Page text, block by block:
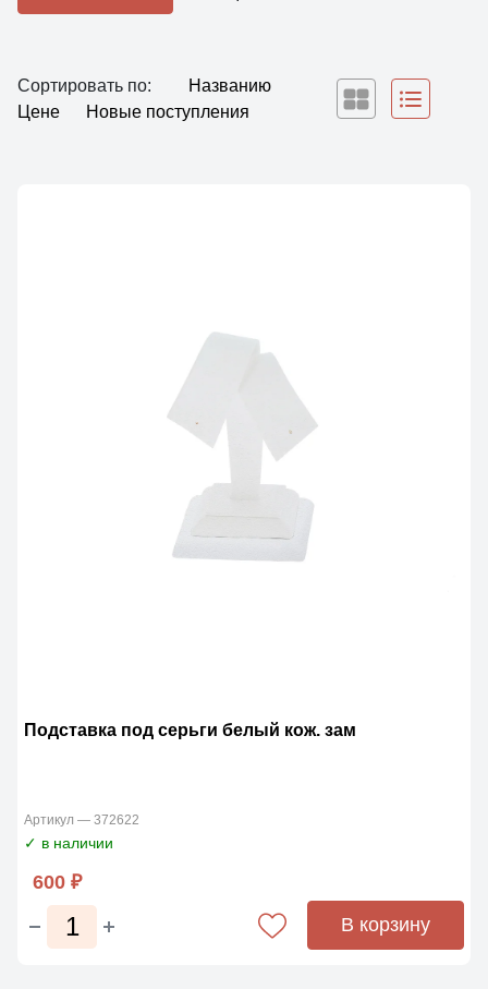
Сортировать по:
Названию
Цене
Новые поступления
Подставка под серьги белый кож. зам
Артикул — 372622
✓ в наличии
600 ₽
В корзину